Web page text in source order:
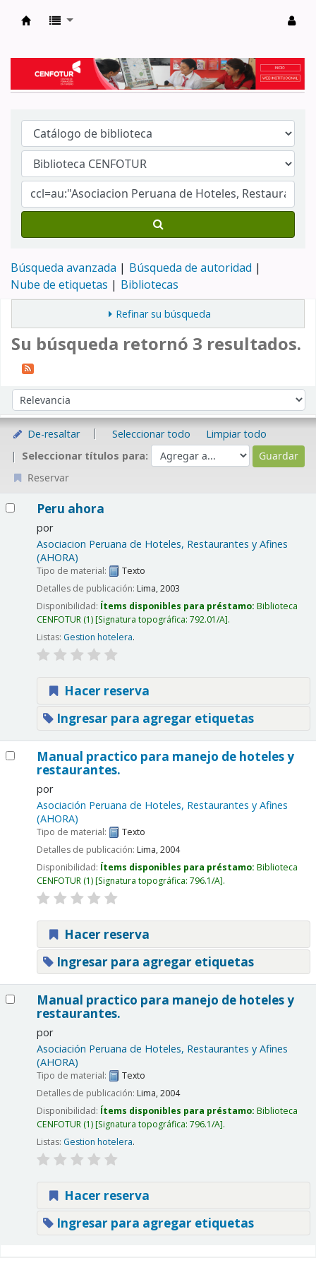
Búsqueda avanzada
Búsqueda de autoridad
Nube de etiquetas
Bibliotecas
Refinar su búsqueda
Su búsqueda retornó 3 resultados.
Ordenar por:
De-resaltar Seleccionar todo
Limpiar todo
Seleccionar títulos para:
Reservar
Peru ahora
por
Asociacion Peruana de Hoteles, Restaurantes y Afines
(AHORA)
Tipo de material:
Texto
Detalles de publicación: Lima,2003
Disponibilidad: Ítems disponibles para préstamo: Biblioteca
CENFOTUR(1) Signatura topográfica: 792.01/A .
Listas: Gestion hotelera.
Hacer reserva
Ingresar para agregar etiquetas
Manual practico para manejo de hoteles y
restaurantes.
por
Asociación Peruana de Hoteles, Restaurantes y Afines
(AHORA)
Tipo de material:
Texto
Detalles de publicación: Lima,2004
Disponibilidad: Ítems disponibles para préstamo: Biblioteca
CENFOTUR(1) Signatura topográfica: 796.1/A .
Hacer reserva
Ingresar para agregar etiquetas
Manual practico para manejo de hoteles y
restaurantes.
por
Asociación Peruana de Hoteles, Restaurantes y Afines
(AHORA)
Tipo de material:
Texto
Detalles de publicación: Lima,2004
Disponibilidad: Ítems disponibles para préstamo: Biblioteca
CENFOTUR(1) Signatura topográfica: 796.1/A .
Listas: Gestion hotelera.
Hacer reserva
Ingresar para agregar etiquetas